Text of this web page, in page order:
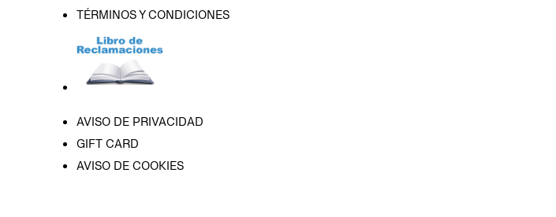
TÉRMINOS Y CONDICIONES
AVISO DE PRIVACIDAD
GIFT CARD
AVISO DE COOKIES